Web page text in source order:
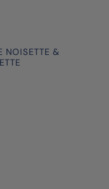
NOISETTE &